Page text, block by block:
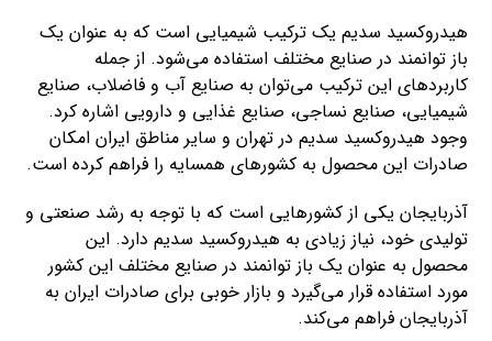
هیدروکسید سدیم یک ترکیب شیمیایی است که به عنوان یک
باز توانمند در صنایع مختلف استفاده می‌شود. از جمله
کاربردهای این ترکیب می‌توان به صنایع آب و فاضلاب، صنایع
شیمیایی، صنایع نساجی، صنایع غذایی و دارویی اشاره کرد.
وجود هیدروکسید سدیم در تهران و سایر مناطق ایران امکان
صادرات این محصول به کشورهای همسایه را فراهم کرده است.
آذربایجان یکی از کشورهایی است که با توجه به رشد صنعتی و
تولیدی خود، نیاز زیادی به هیدروکسید سدیم دارد. این
محصول به عنوان یک باز توانمند در صنایع مختلف این کشور
مورد استفاده قرار می‌گیرد و بازار خوبی برای صادرات ایران به
آذربایجان فراهم می‌کند.